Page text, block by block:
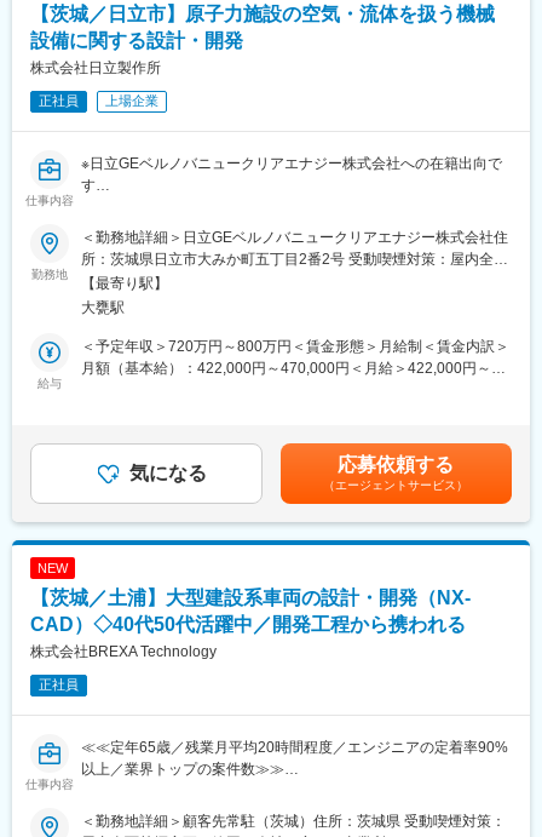
変更の範囲：会社の定める業務
【職務詳細】 原子炉圧力容器や炉心シュラウドなどの機器を対象
として評価手法の調整から実際の評価までを各機器設計部隊との
協力を経て取りまとめる業務に従事いただきます。また、材料お
よび水化学に関する業務は、機器などの安全性を向上させる研究
開発を進めるとともに、開発した技術を学協会へ提示し、それら
要望を汲み取り、社内外の関連設計に指示、相談するなど、関連
ステークホルダーを巻き込み、取りまとめていく業務を行いま
【働く環境】
1）配属組織：保全計画の場合、約5名体制であり、材料技術およ
び水化学管理の場合、約10名となっております。
2）働く環境：在宅率は約3割ですが、個人環境により柔軟に出社
／在宅を選択しています。（入社から業務に慣れるまではOJTの
ため、出社をお願いすることもあります）
・事業内容：発電用軽水型原子炉施設、高速炉施設、原子燃料サ
イクル関連施設およびその他関連製品の設計、製造、販売、据付
・勤務地：茨城県日立市幸町3丁目1番1号
【茨城／日立市】原子力施設の空気・流体を扱う機械
設備に関する設計・開発
株式会社日立製作所
正社員 上場企業
仕事内容
※日立GEベルノバニュークリアエナジー株式会社への在籍出向で
す
原子力発電所に必要な設備として、 1）発電所内の人や機械の環
境維持をする空調設備、 2）発電に必要な炉水を維持する浄化設
備、 3）周囲の安全確保のため放射性物質閉じ込め設備 などとい
った数々の設備があります。それらはポンプ、ブロア、冷凍機、
フィルタ装置、熱交換器、ボンベ設備など多くの機器で構成され
ています。この多種多様な機器には、原子力施設に特化した仕様
を理解し、当該仕様を実現する機器を設計・開発する必要があり
ます。この設計・開発活動にチームの一員として取り組んでいた
機器の設計・開発全般を担い、顧客課題・ニーズを解決するため
に、業務の担当者として、機器設計・開発PJTの遂行に対して責
任を負っていただくことを期待しています。設計・開発文書の作
責任を遂行いただきます。多種多様な機器を扱っているので活躍
のチャンスが豊富にあります。
【職務詳細】
・機器の仕様を決定して納入をするために、工学的知見を活用し
していただきます
・社会や顧客の要望、課題、ニーズを把握し、その解決のための
【働く環境】
勤務地
＜勤務地詳細＞日立GEベルノバニュークリアエナジー株式会社住
所：茨城県日立市大みか町五丁目2番2号 受動喫煙対策：屋内全面
禁煙変更の範囲：勤務地補足欄に記載
【最寄り駅】
大甕駅
給与
＜予定年収＞720万円～800万円＜賃金形態＞月給制＜賃金内訳＞
月額（基本給）：422,000円～470,000円＜月給＞422,000円～
額であり、選考を通じて上下する可能性があります。月給(月額)は
固定手当を含めた表記です。
気になる 応募依頼する
（エージェントサービス）
NEW
【茨城／土浦】大型建設系車両の設計・開発（NX-
CAD）◇40代50代活躍中／開発工程から携われる
株式会社BREXA Technology
正社員
仕事内容
≪≪定年65歳／残業月平均20時間程度／エンジニアの定着率90%
以上／業界トップの案件数≫≫
で、長くエンジニアとしてのスキルを最大限活かして頂く事が可
＜勤務地詳細＞顧客先常駐（茨城）住所：茨城県 受動喫煙対策：